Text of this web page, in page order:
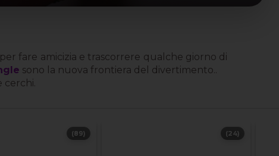
fare amicizia e trascorrere qualche giorno di
sono la nuova frontiera del divertimento..
(89) (24)